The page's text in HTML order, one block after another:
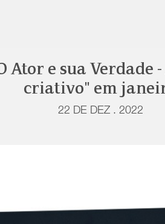
e sua Verdade
criativo" em
22 DE DEZ . 2022